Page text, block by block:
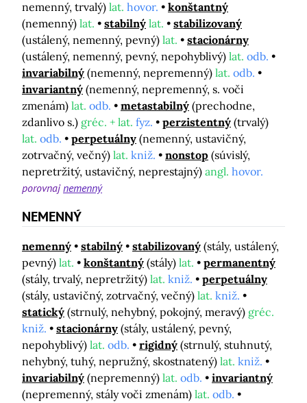
nemenný, trvalý) lat. hovor.
konštantný
(nemenný) lat. stabilný lat.
stabilizovaný
(ustálený, nemenný, pevný) lat.
stacionárny
(ustálený, nemenný, pevný, nepohyblivý) lat. odb.
invariabilný (nemenný, nepremenný) lat. odb.
invariantný (nemenný, nepremenný, s. voči
zmenám) lat. odb. metastabilný (prechodne,
zdanlivo s.) gréc. + lat. fyz. perzistentný (trvalý)
lat. odb. perpetuálny (nemenný, ustavičný,
zotrvačný, večný) lat. kniž. nonstop (súvislý,
nepretržitý, ustavičný, neprestajný) angl. hovor.
porovnajnemenný
NEMENNÝ
nemenný stabilný stabilizovaný (stály, ustálený,
pevný) lat. konštantný (stály) lat.
permanentný
(stály, trvalý, nepretržitý) lat. kniž.
perpetuálny
(stály, ustavičný, zotrvačný, večný) lat. kniž.
statický (strnulý, nehybný, pokojný, meravý) gréc.
kniž.
stacionárny (stály, ustálený, pevný,
nepohyblivý) lat. odb. rigidný (strnulý, stuhnutý,
nehybný, tuhý, nepružný, skostnatený) lat. kniž.
invariabilný (nepremenný) lat. odb.
invariantný
(nepremenný, stály voči zmenám) lat. odb.